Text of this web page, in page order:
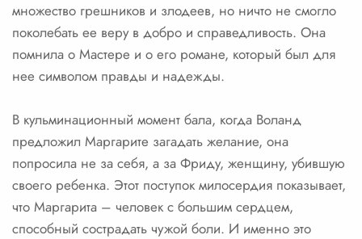
множество грешников и злодеев, но ничто не смогло
поколебать ее веру в добро и справедливость. Она
помнила о Мастере и о его романе, который был для
нее символом правды и надежды.
В кульминационный момент бала, когда Воланд
предложил Маргарите загадать желание, она
попросила не за себя, а за Фриду, женщину, убившую
своего ребенка. Этот поступок милосердия показывает,
что Маргарита – человек с большим сердцем,
способный сострадать чужой боли. И именно это